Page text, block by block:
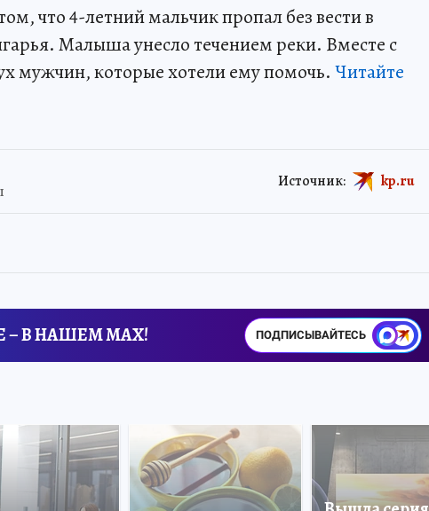
что 4-летний мальчик пропал без вести в
Малыша унесло течением реки. Вместе с
мужчин, которые хотели ему помочь. Читайте
Источник: kp.ru
В НАШЕМ MAX! ПОДПИСЫВАЙТЕСЬ